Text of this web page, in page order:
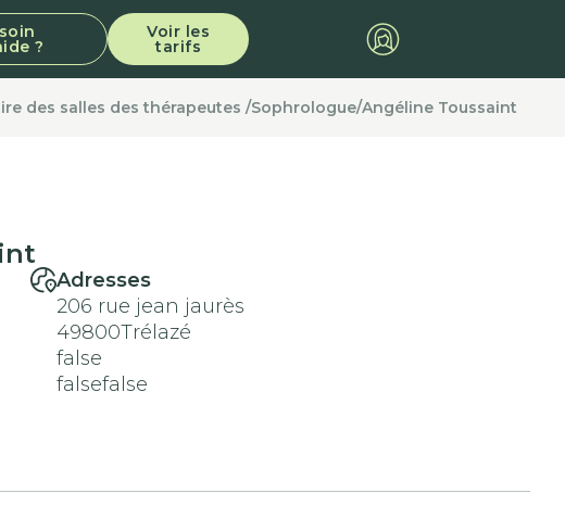
?
Voir les
tarifs
des salles des thérapeutes /Sophrologue/Angéline Toussaint
Adresses
206 rue jean jaurès
49800Trélazé
false
falsefalse